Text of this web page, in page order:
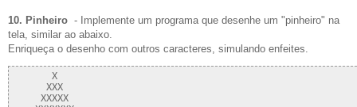
10. Pinheiro - Implemente um programa que desenhe um "pinheiro" na
tela, similar ao abaixo.
Enriqueça o desenho com outros caracteres, simulando enfeites.
       X
      XXX
     XXXXX